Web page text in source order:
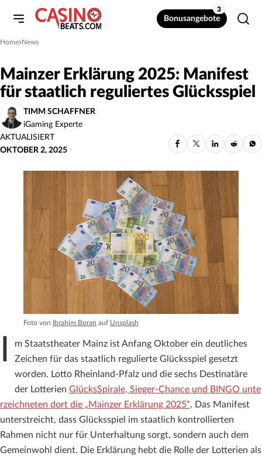
Bonusangebote
3
Home
»News
Mainzer Erklärung 2025: Manifest
für staatlich reguliertes Glücksspiel
TIMM SCHAFFNER
iGaming Experte
AKTUALISIERT
OKTOBER 2, 2025
Foto von Ibrahim Boran auf Unsplash
m Staatstheater Mainz ist Anfang Oktober ein deutliches
Zeichen für das staatlich regulierte Glücksspiel gesetzt
worden. Lotto Rheinland-Pfalz und die sechs Destinatäre
der Lotterien GlücksSpirale, Sieger-Chance und BINGO unte
rzeichneten dort die „Mainzer Erklärung 2025“. Das Manifest
unterstreicht, dass Glücksspiel im staatlich kontrollierten
Rahmen nicht nur für Unterhaltung sorgt, sondern auch dem
Gemeinwohl dient. Die Erklärung hebt die Rolle der Lotterien als